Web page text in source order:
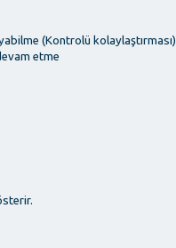
(Kontrolü kolaylaştırması)
etme